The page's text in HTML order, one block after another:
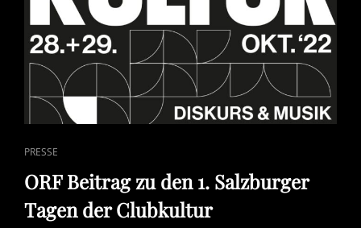
CAT
LINKS
PRESSE
ORF Beitrag zu den 1. Salzburger
Tagen der Clubkultur